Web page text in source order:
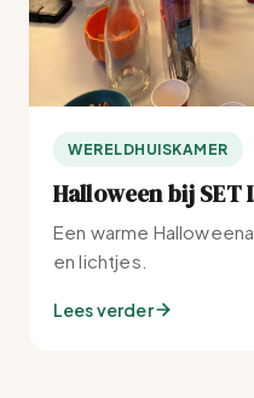
WERELDHUISKAMER
Halloween bij SET
Een warme
en lichtjes.
Lees verder